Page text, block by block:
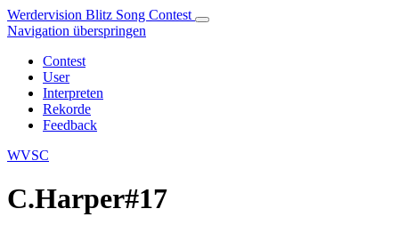
Werdervision Blitz Song Contest
Navigation überspringen
Contest
User
Interpreten
Rekorde
Feedback
WVSC
C.Harper#17